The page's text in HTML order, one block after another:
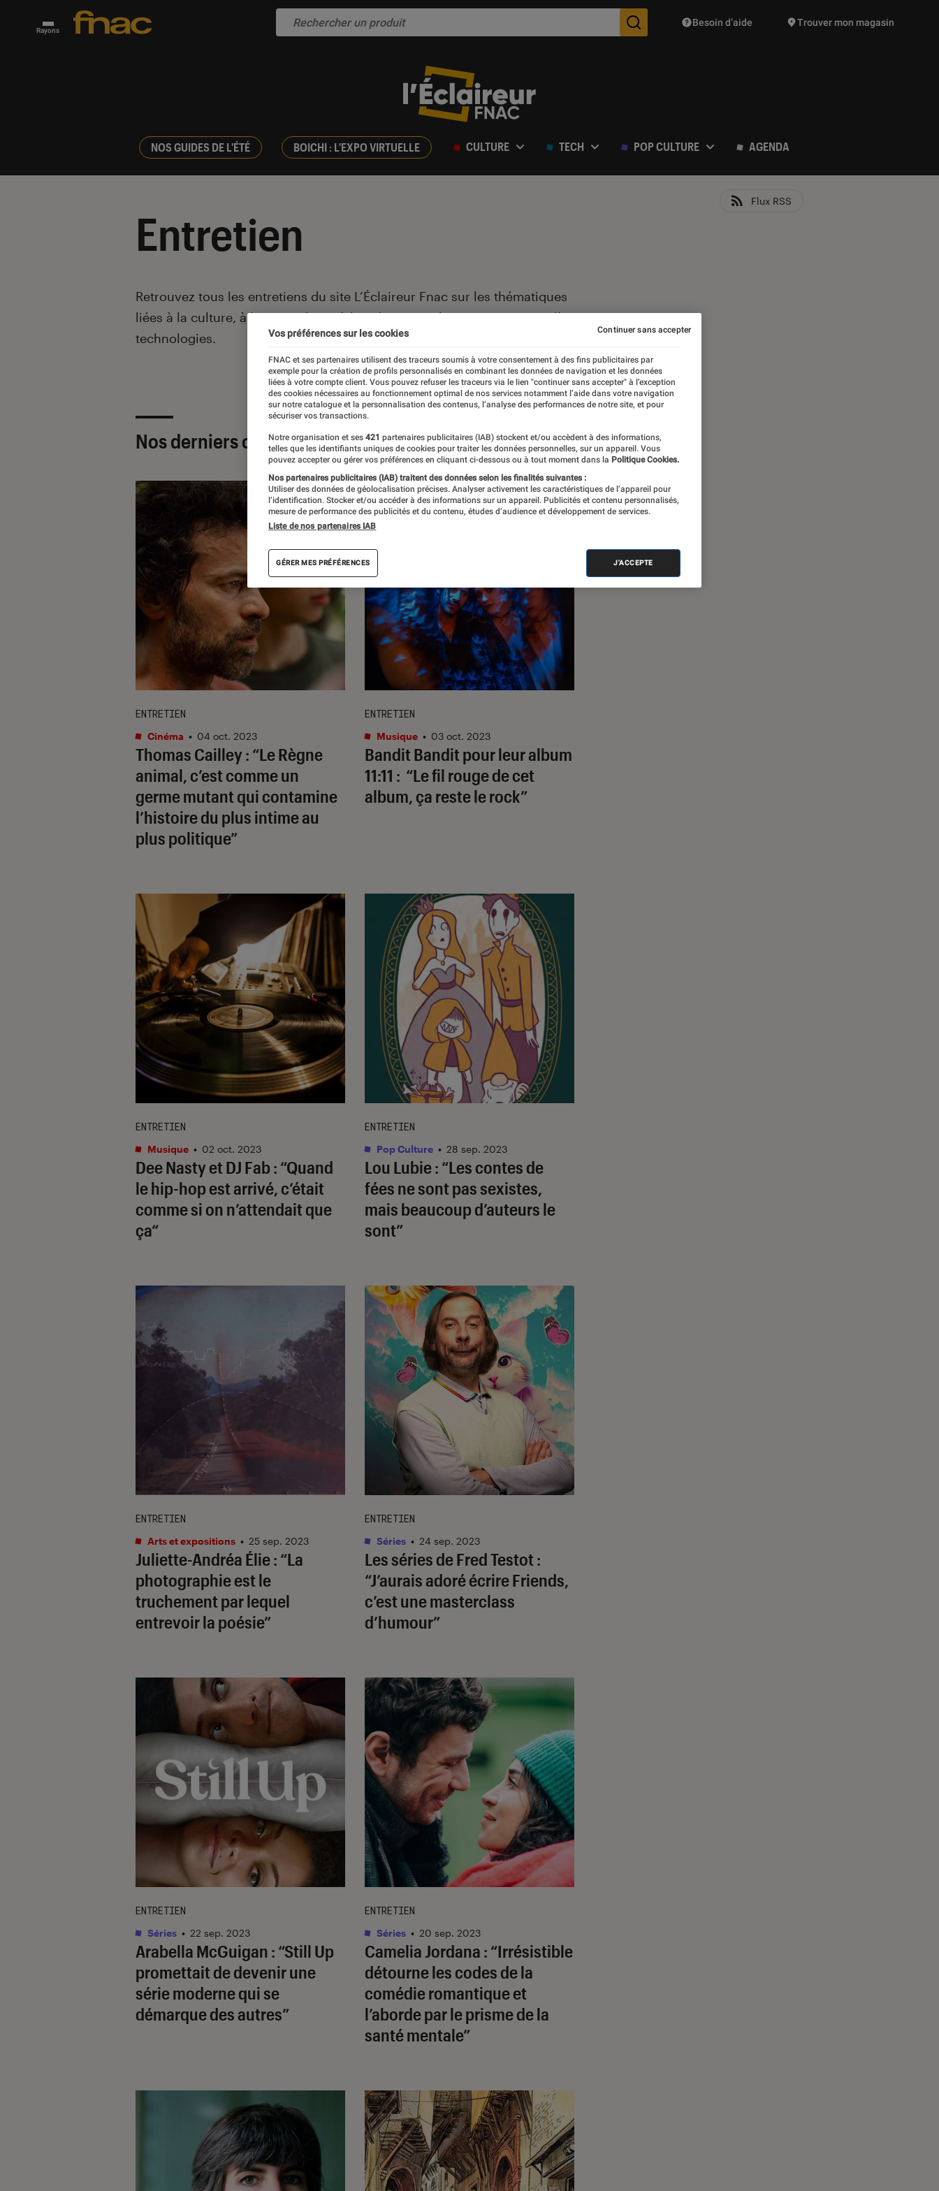
Rayons Des suggestions de produits vont vous être proposées
Besoin d’aide Trouver mon magasin
NOS GUIDES DE L'ÉTÉ BOICHI : L'EXPO VIRTUELLE CULTURE TECH POP CULTURE AGENDA
Entretien
Flux RSS
Introduction
Retrouvez tous les entretiens du site L’Éclaireur Fnac sur les thématiques
liées à la culture, à la pop culture, à la culture numérique et aux nouvelles
technologies.
Nos derniers contenus
Thomas Cailley : “Le Règne
animal, c’est comme un
germe mutant qui contamine
l’histoire du plus intime au
plus politique”
ENTRETIEN
Cinéma • 04 oct. 2023
Bandit Bandit pour leur album
11:11 : “Le fil rouge de cet
album, ça reste le rock”
ENTRETIEN
Musique • 03 oct. 2023
Dee Nasty et DJ Fab : “Quand
le hip-hop est arrivé, c’était
comme si on n’attendait que
ça“
ENTRETIEN
Musique • 02 oct. 2023
Lou Lubie : “Les contes de
fées ne sont pas sexistes,
mais beaucoup d’auteurs le
sont”
ENTRETIEN
Pop Culture • 28 sep. 2023
Juliette-Andréa Élie : “La
photographie est le
truchement par lequel
entrevoir la poésie”
ENTRETIEN
Arts et expositions • 25 sep. 2023
Les séries de Fred Testot :
“J’aurais adoré écrireFriends,
c’est une masterclass
d’humour”
ENTRETIEN
Séries • 24 sep. 2023
Arabella McGuigan : “Still Up
promettait de devenir une
série moderne qui se
démarque des autres”
ENTRETIEN
Séries • 22 sep. 2023
Camelia Jordana : “Irrésistible
détourne les codes de la
comédie romantique et
l’aborde par le prisme de la
santé mentale”
ENTRETIEN
Séries • 20 sep. 2023
Vos préférences sur les cookies
FNAC et ses partenaires utilisent des traceurs soumis à votre consentement à des fins publicitaires par
exemple pour la création de profils personnalisés en combinant les données de navigation et les données
liées à votre compte client. Vous pouvez refuser les traceurs via le lien "continuer sans accepter" à l’exception
des cookies nécessaires au fonctionnement optimal de nos services notamment l’aide dans votre navigation
sur notre catalogue et la personnalisation des contenus, l’analyse des performances de notre site, et pour
sécuriser vos transactions.
Notre organisation et ses 421 partenaires publicitaires (IAB) stockent et/ou accèdent à des informations,
telles que les identifiants uniques de cookies pour traiter les données personnelles, sur un appareil. Vous
pouvez accepter ou gérer vos préférences en cliquant ci-dessous ou à tout moment dans la Politique Cookies.
Nos partenaires publicitaires (IAB) traitent des données selon les finalités suivantes :
Utiliser des données de géolocalisation précises. Analyser activement les caractéristiques de l’appareil pour
l’identification. Stocker et/ou accéder à des informations sur un appareil. Publicités et contenu personnalisés,
mesure de performance des publicités et du contenu, études d’audience et développement de services.
Liste de nos partenaires IAB
GÉRER MES PRÉFÉRENCES J'ACCEPTE
Continuer sans accepter